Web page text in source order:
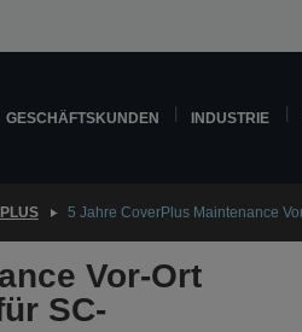
GESCHÄFTSKUNDEN INDUSTRIE
5 Jahre CoverPlus Maintenance
Vor-Ort
SC-